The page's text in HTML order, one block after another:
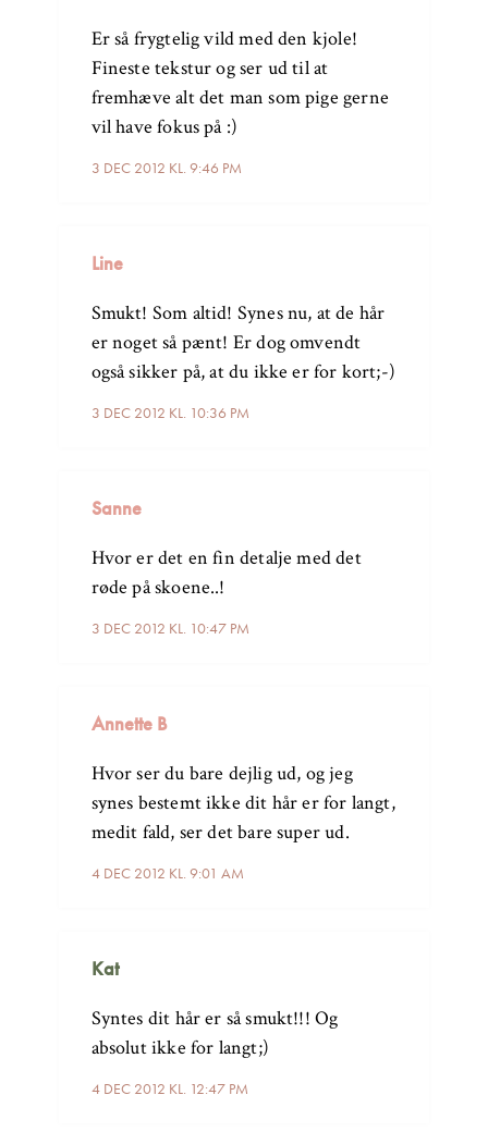
3 DEC 2012 KL. 9:46 PM
Er så frygtelig vild med den kjole!
Fineste tekstur og ser ud til at
fremhæve alt det man som pige gerne
vil have fokus på :)
Line
3 DEC 2012 KL. 10:36 PM
Smukt! Som altid! Synes nu, at de hår
er noget så pænt! Er dog omvendt
også sikker på, at du ikke er for kort;-)
Sanne
3 DEC 2012 KL. 10:47 PM
Hvor er det en fin detalje med det
røde på skoene..!
Annette B
4 DEC 2012 KL. 9:01 AM
Hvor ser du bare dejlig ud, og jeg
synes bestemt ikke dit hår er for langt,
medit fald, ser det bare super ud.
Kat
4 DEC 2012 KL. 12:47 PM
Syntes dit hår er så smukt!!! Og
absolut ikke for langt;)